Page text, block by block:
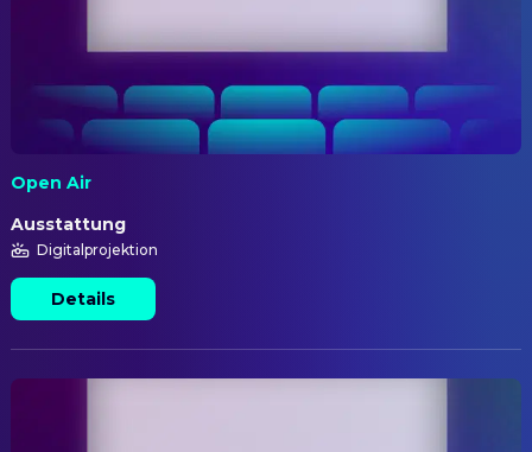
Open Air
Ausstattung
Digitalprojektion
Details